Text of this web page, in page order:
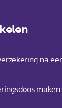
na
maken